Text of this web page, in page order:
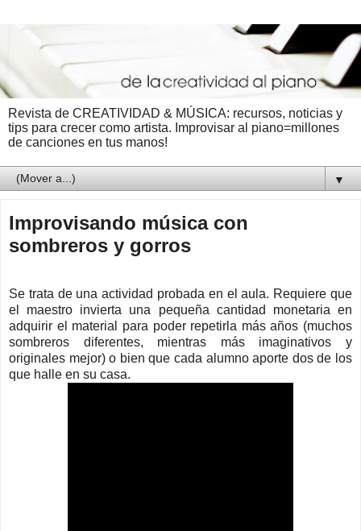
Revista de CREATIVIDAD & MÚSICA: recursos, noticias y
tips para crecer como artista. Improvisar al piano=millones
de canciones en tus manos!
▼
Improvisando música con
sombreros y gorros
Se trata de una actividad probada en el aula. Requiere que
el maestro invierta una pequeña cantidad monetaria en
adquirir el material para poder repetirla más años (muchos
sombreros diferentes, mientras más imaginativos y
originales mejor) o bien que cada alumno aporte dos de los
que halle en su casa.